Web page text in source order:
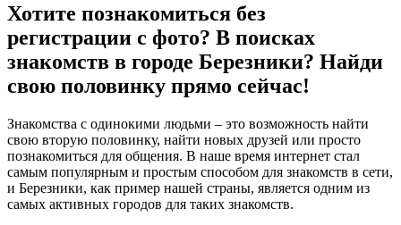
Хотите познакомиться без
регистрации с фото? В поисках
знакомств в городе Березники? Найди
свою половинку прямо сейчас!
Знакомства с одинокими людьми – это возможность найти
свою вторую половинку, найти новых друзей или просто
познакомиться для общения. В наше время интернет стал
самым популярным и простым способом для знакомств в сети,
и Березники, как пример нашей страны, является одним из
самых активных городов для таких знакомств.